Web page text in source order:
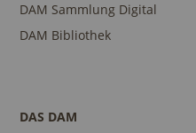
DAM Sammlung Digital
DAM Bibliothek
DAS DAM